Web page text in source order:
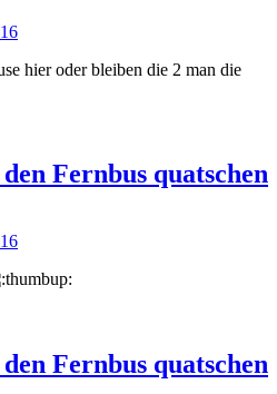
hier oder bleiben die 2 man die
Fernbus quatschen
Fernbus quatschen